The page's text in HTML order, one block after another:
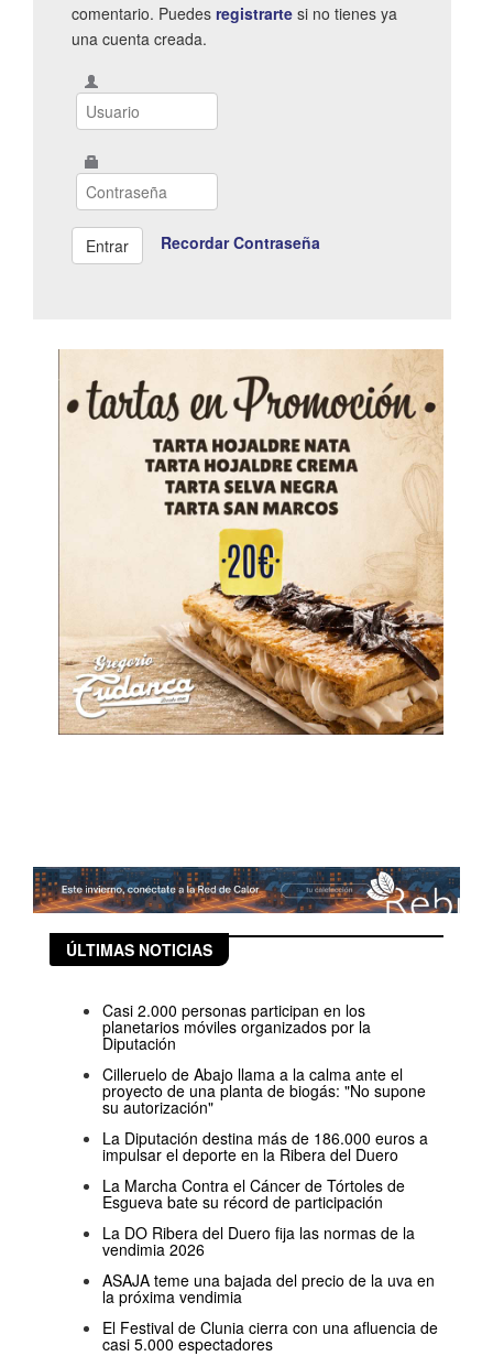
comentario. Puedes registrarte si no tienes ya
una cuenta creada.
Recordar Contraseña
ÚLTIMAS NOTICIAS
Casi 2.000 personas participan en los
planetarios móviles organizados por la
Diputación
Cilleruelo de Abajo llama a la calma ante el
proyecto de una planta de biogás: "No supone
su autorización"
La Diputación destina más de 186.000 euros a
impulsar el deporte en la Ribera del Duero
La Marcha Contra el Cáncer de Tórtoles de
Esgueva bate su récord de participación
La DO Ribera del Duero fija las normas de la
vendimia 2026
ASAJA teme una bajada del precio de la uva en
la próxima vendimia
El Festival de Clunia cierra con una afluencia de
casi 5.000 espectadores